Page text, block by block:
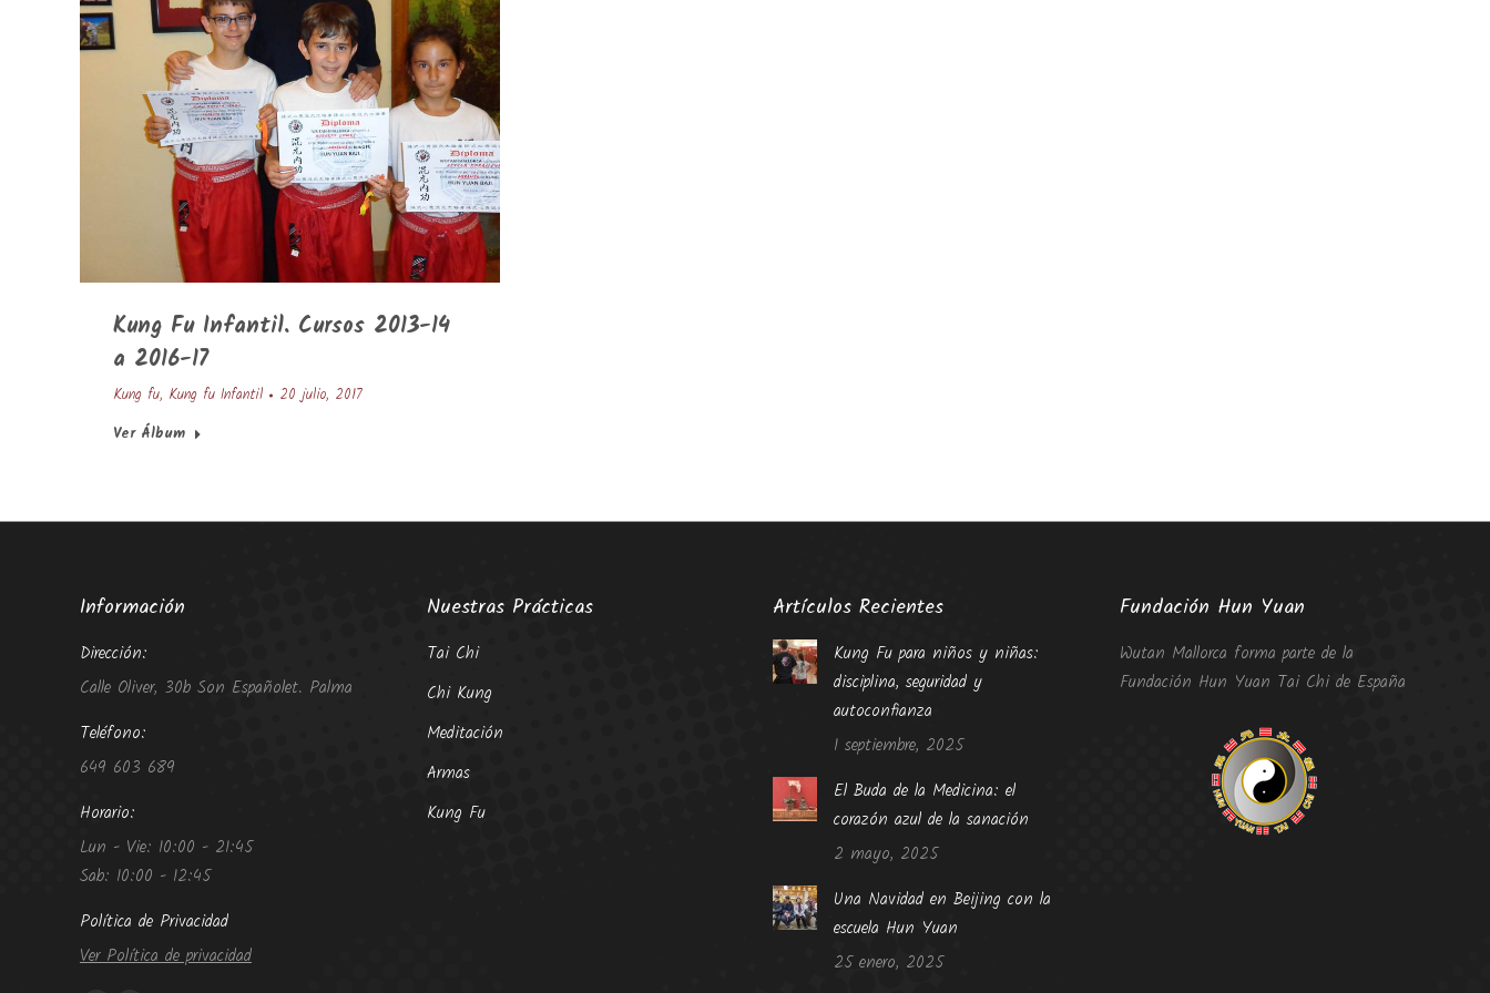
Kung Fu Infantil. Cursos 2013-14
a 2016-17
Kung fu, Kung fu Infantil
20 julio, 2017
Ver Álbum
Información
Dirección:
Calle Oliver, 30b Son Españolet. Palma
Teléfono:
649 603 689
Horario:
Lun - Vie: 10:00 - 21:45
Sab: 10:00 - 12:45
Política de Privacidad
Ver Política de privacidad
Nuestras Prácticas
Tai Chi
Chi Kung
Meditación
Armas
Kung Fu
Artículos Recientes
Kung Fu para niños y niñas:
disciplina, seguridad y
autoconfianza
1 septiembre, 2025
El Buda de la Medicina: el
corazón azul de la sanación
2 mayo, 2025
Una Navidad en Beijing con la
escuela Hun Yuan
25 enero, 2025
Fundación Hun Yuan
Wutan Mallorca forma parte de la
Fundación Hun Yuan Tai Chi de España